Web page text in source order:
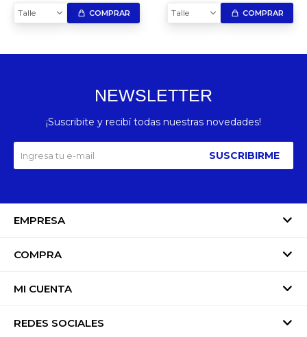
Talle COMPRAR Talle COMPRAR
EMPRESA
COMPRA
MI CUENTA
REDES SOCIALES
NEWSLETTER
¡Suscribite y recibí todas nuestras novedades!
SUSCRIBIRME